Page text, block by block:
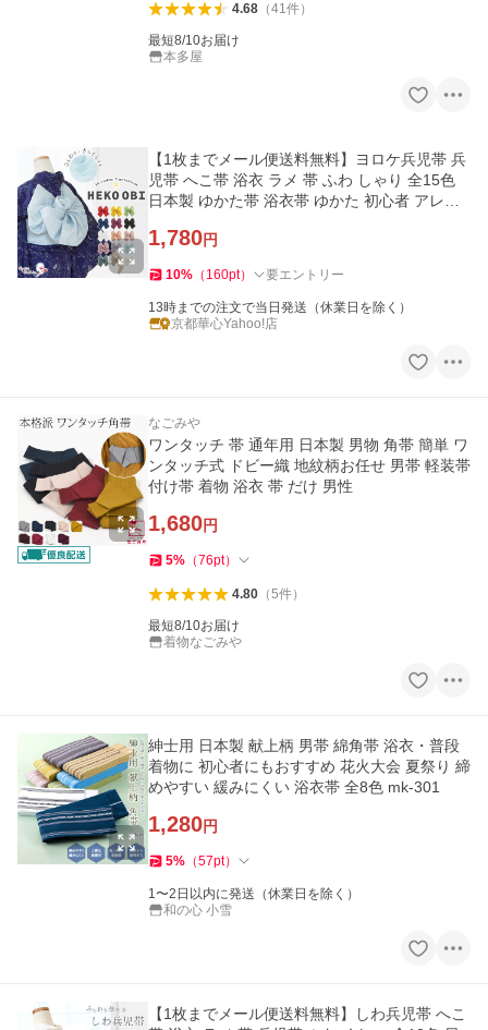
4.68（41件）
最短8/10お届け
本多屋
【1枚までメール便送料無料】ヨロケ兵児帯 兵
児帯 へこ帯 浴衣 ラメ 帯 ふわ しゃり 全15色
日本製 ゆかた帯 浴衣帯 ゆかた 初心者 アレン
1,780円
10% （ 160pt） 要エントリー
13時までの注文で当日発送（休業日を除く）
京都華心Yahoo!店
なごみや
ワンタッチ 帯 通年用 日本製 男物 角帯 簡単 ワ
ンタッチ式 ドビー織 地紋柄お任せ 男帯 軽装帯
付け帯 着物 浴衣 帯 だけ 男性
1,680円
5% （76pt）
4.80（5件）
最短8/10お届け
着物なごみや
紳士用 日本製 献上柄 男帯 綿角帯 浴衣・普段
着物に 初心者にもおすすめ 花火大会 夏祭り 締
めやすい 緩みにくい 浴衣帯 全8色 mk-301
1,280円
5% （57pt）
1〜2日以内に発送（休業日を除く）
和の心 小雪
【1枚までメール便送料無料】しわ兵児帯 へこ